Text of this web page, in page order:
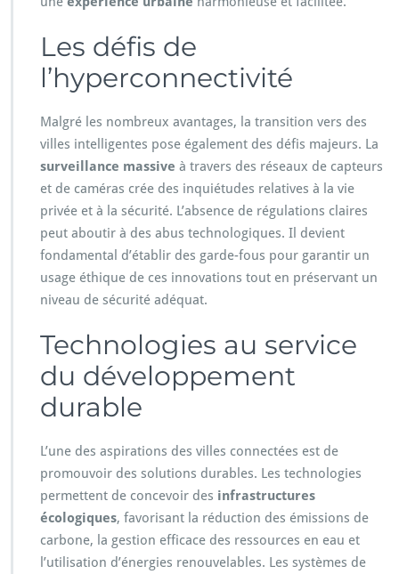
Les défis de
l’hyperconnectivité
Malgré les nombreux avantages, la transition vers des
villes intelligentes pose également des défis majeurs. La
surveillance massive à travers des réseaux de capteurs
et de caméras crée des inquiétudes relatives à la vie
privée et à la sécurité. L’absence de régulations claires
peut aboutir à des abus technologiques. Il devient
fondamental d’établir des garde-fous pour garantir un
usage éthique de ces innovations tout en préservant un
niveau de sécurité adéquat.
Technologies au service
du développement
durable
L’une des aspirations des villes connectées est de
promouvoir des solutions durables. Les technologies
permettent de concevoir des infrastructures
écologiques, favorisant la réduction des émissions de
carbone, la gestion efficace des ressources en eau et
l’utilisation d’énergies renouvelables. Les systèmes de